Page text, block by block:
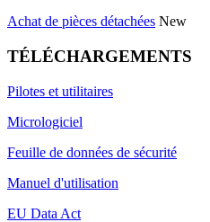
Achat de pièces détachées New
TÉLÉCHARGEMENTS
Pilotes et utilitaires
Micrologiciel
Feuille de données de sécurité
Manuel d'utilisation
EU Data Act